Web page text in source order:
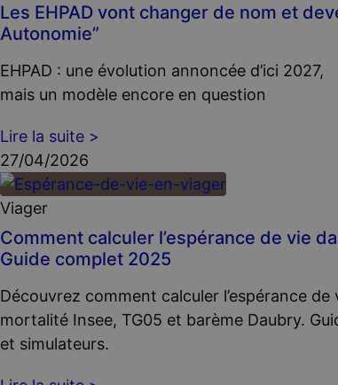
Les EHPAD vont changer de nom et
Autonomie”
EHPAD : une évolution annoncée d’ici 2027,
mais un modèle encore en question
Lire la suite >
27/04/2026
Viager
Comment calculer l’espérance de vie
Guide complet 2025
Découvrez comment calculer l’espérance
mortalité Insee, TG05 et barème Daubry.
et simulateurs.